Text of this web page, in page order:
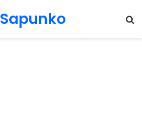
Sapunko